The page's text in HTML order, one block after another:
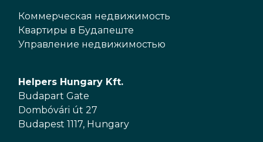
Коммерческая недвижимость
Квартиры в Будапеште
Управление недвижимостью
Helpers Hungary Kft.
Budapart Gate
Dombóvári út 27
Budapest 1117, Hungary